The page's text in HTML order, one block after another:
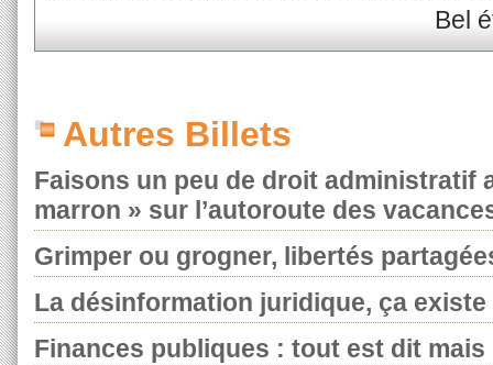
Bel
Autres Billets
Faisons un peu de droit administratif
marron » sur l’autoroute des
Grimper ou grogner, libertés
La désinformation juridique, ça existe
Finances publiques : tout est dit mais